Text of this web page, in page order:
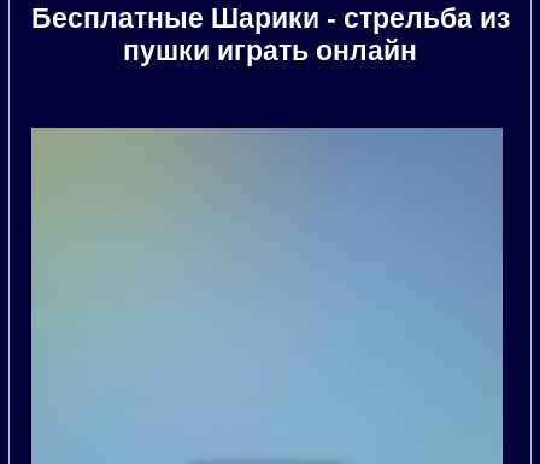
Бесплатные Шарики - стрельба из
пушки играть онлайн